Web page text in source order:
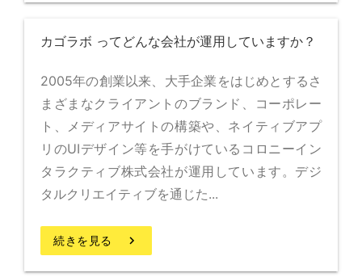
カゴラボ ってどんな会社が運用していますか？
2005年の創業以来、大手企業をはじめとするさ
まざまなクライアントのブランド、コーポレー
ト、メディアサイトの構築や、ネイティブアプ
リのUIデザイン等を手がけているコロニーイン
タラクティブ株式会社が運用しています。デジ
タルクリエイティブを通じた...
続きを見る keyboard_arrow_right